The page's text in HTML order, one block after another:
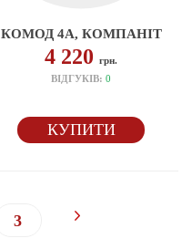
КОМОД 4А, КОМПАНІТ
4 220грн.
ВІДГУКІВ:0
КУПИТИ
3